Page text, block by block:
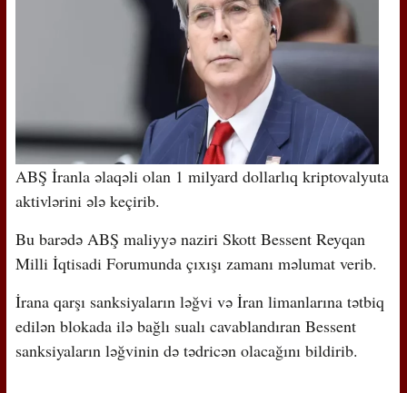
ABŞ İranla əlaqəli olan 1 milyard dollarlıq kriptovalyuta
aktivlərini ələ keçirib.
Bu barədə ABŞ maliyyə naziri Skott Bessent Reyqan
Milli İqtisadi Forumunda çıxışı zamanı məlumat verib.
İrana qarşı sanksiyaların ləğvi və İran limanlarına tətbiq
edilən blokada ilə bağlı sualı cavablandıran Bessent
sanksiyaların ləğvinin də tədricən olacağını bildirib.